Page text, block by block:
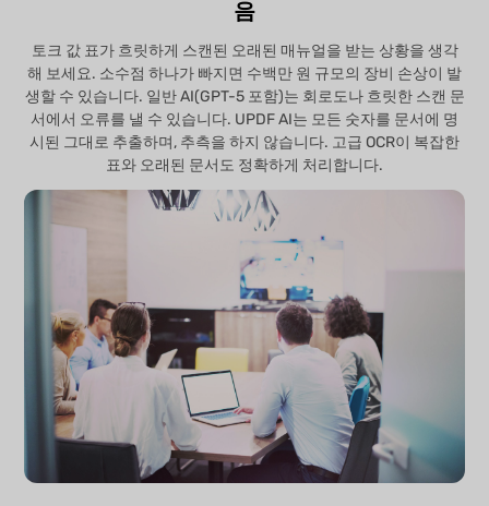
음
토크 값 표가 흐릿하게 스캔된 오래된 매뉴얼을 받는 상황을 생각
해 보세요. 소수점 하나가 빠지면 수백만 원 규모의 장비 손상이 발
생할 수 있습니다. 일반 AI(GPT-5 포함)는 회로도나 흐릿한 스캔 문
서에서 오류를 낼 수 있습니다. UPDF AI는 모든 숫자를 문서에 명
시된 그대로 추출하며, 추측을 하지 않습니다. 고급 OCR이 복잡한
표와 오래된 문서도 정확하게 처리합니다.